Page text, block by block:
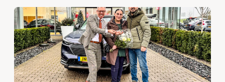
Over ons
Webshop
Contact